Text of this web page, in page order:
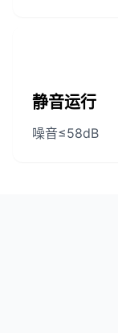
静音运行
噪音≤58dB